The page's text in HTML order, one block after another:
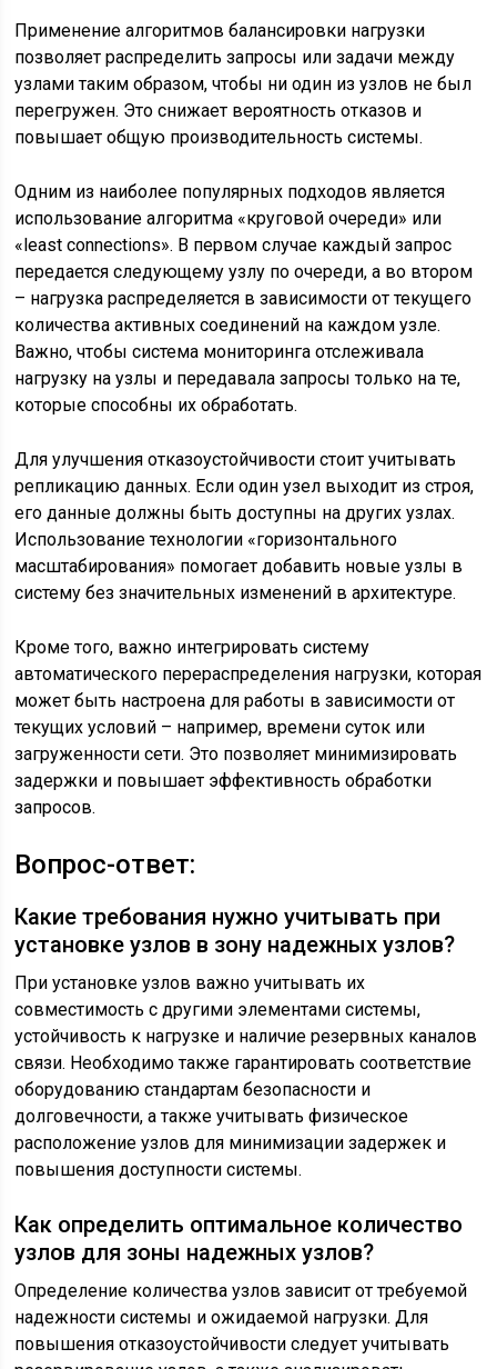
Применение алгоритмов балансировки нагрузки
позволяет распределить запросы или задачи между
узлами таким образом, чтобы ни один из узлов не был
перегружен. Это снижает вероятность отказов и
повышает общую производительность системы.
Одним из наиболее популярных подходов является
использование алгоритма «круговой очереди» или
«least connections». В первом случае каждый запрос
передается следующему узлу по очереди, а во втором
– нагрузка распределяется в зависимости от текущего
количества активных соединений на каждом узле.
Важно, чтобы система мониторинга отслеживала
нагрузку на узлы и передавала запросы только на те,
которые способны их обработать.
Для улучшения отказоустойчивости стоит учитывать
репликацию данных. Если один узел выходит из строя,
его данные должны быть доступны на других узлах.
Использование технологии «горизонтального
масштабирования» помогает добавить новые узлы в
систему без значительных изменений в архитектуре.
Кроме того, важно интегрировать систему
автоматического перераспределения нагрузки, которая
может быть настроена для работы в зависимости от
текущих условий – например, времени суток или
загруженности сети. Это позволяет минимизировать
задержки и повышает эффективность обработки
запросов.
Вопрос-ответ:
Какие требования нужно учитывать при
установке узлов в зону надежных узлов?
При установке узлов важно учитывать их
совместимость с другими элементами системы,
устойчивость к нагрузке и наличие резервных каналов
связи. Необходимо также гарантировать соответствие
оборудованию стандартам безопасности и
долговечности, а также учитывать физическое
расположение узлов для минимизации задержек и
повышения доступности системы.
Как определить оптимальное количество
узлов для зоны надежных узлов?
Определение количества узлов зависит от требуемой
надежности системы и ожидаемой нагрузки. Для
повышения отказоустойчивости следует учитывать